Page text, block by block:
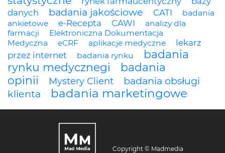
danych
badania jakościowe CATI
badania
ankietowe
e-Recepta CAWI
analizy dla
farmacji
Elektroniczna Dokumentacja
Medyczna
eCRF aplikacje medyczne
lekarz
przez internet
badania rynku
badania
rynku medycznegi
badania
opinii
Mystery Client
badania obsługi
klienta
badania marketingowe
Copyright © Madmedia